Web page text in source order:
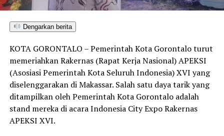
Dengarkan berita
KOTA GORONTALO – Pemerintah Kota Gorontalo turut
memeriahkan Rakernas (Rapat Kerja Nasional) APEKSI
(Asosiasi Pemerintah Kota Seluruh Indonesia) XVI yang
diselenggarakan di Makassar. Salah satu daya tarik yang
ditampilkan oleh Pemerintah Kota Gorontalo adalah
stand mereka di acara Indonesia City Expo Rakernas
APEKSI XVI.